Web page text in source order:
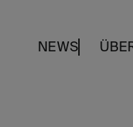
NEWS